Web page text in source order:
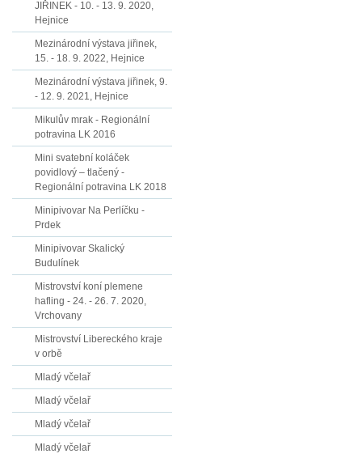
JIŘINEK - 10. - 13. 9. 2020,
Hejnice
Mezinárodní výstava jiřinek,
15. - 18. 9. 2022, Hejnice
Mezinárodní výstava jiřinek, 9.
- 12. 9. 2021, Hejnice
Mikulův mrak - Regionální
potravina LK 2016
Mini svatební koláček
povidlový – tlačený -
Regionální potravina LK 2018
Minipivovar Na Perlíčku -
Prdek
Minipivovar Skalický
Budulínek
Mistrovství koní plemene
hafling - 24. - 26. 7. 2020,
Vrchovany
Mistrovství Libereckého kraje
v orbě
Mladý včelař
Mladý včelař
Mladý včelař
Mladý včelař